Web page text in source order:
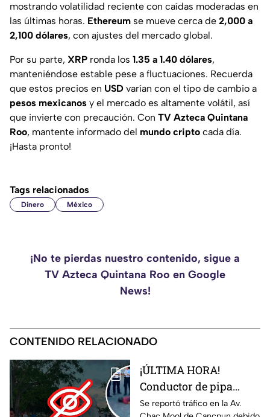
mostrando volatilidad reciente con caídas moderadas en
las últimas horas. Ethereum se mueve cerca de 2,000 a
2,100 dólares, con ajustes del mercado global.
Por su parte, XRP ronda los 1.35 a 1.40 dólares,
manteniéndose estable pese a fluctuaciones. Recuerda
que estos precios en USD varían con el tipo de cambio a
pesos mexicanos y el mercado es altamente volátil, así
que invierte con precaución. Con TV Azteca Quintana
Roo, mantente informado del mundo cripto cada día.
¡Hasta pronto!
Tags relacionados
Dinero México
¡No te pierdas nuestro contenido, sigue a
TV Azteca Quintana Roo en Google
News!
CONTENIDO RELACIONADO
¡ÚLTIMA HORA!
Conductor de pipa
atropella a un hombre
Se reportó tráfico en la Av.